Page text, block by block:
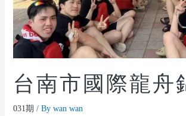
台南市國際龍舟
031期 / By wan wan